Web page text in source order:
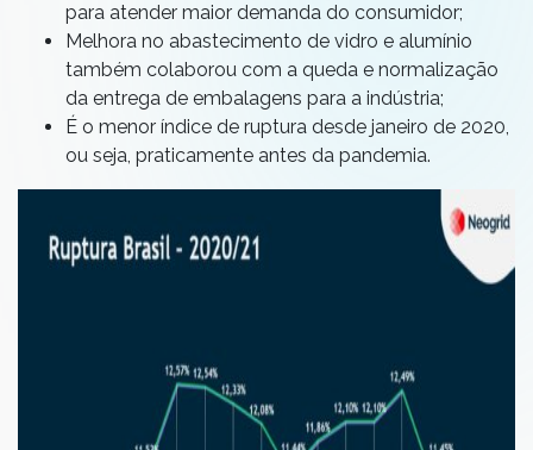
para atender maior demanda do consumidor;
Melhora no abastecimento de vidro e alumínio
também colaborou com a queda e normalização
da entrega de embalagens para a indústria;
É o menor índice de ruptura desde janeiro de 2020,
ou seja, praticamente antes da pandemia.